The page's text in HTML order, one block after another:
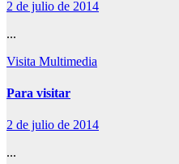
2 de julio de 2014
...
Visita Multimedia
Para visitar
2 de julio de 2014
...